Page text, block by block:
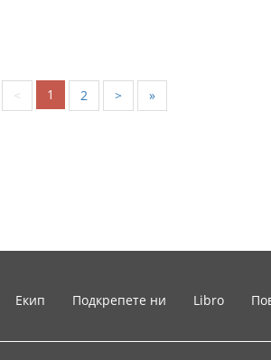
< 1 2 > »
Екип Подкрепете ни Libro